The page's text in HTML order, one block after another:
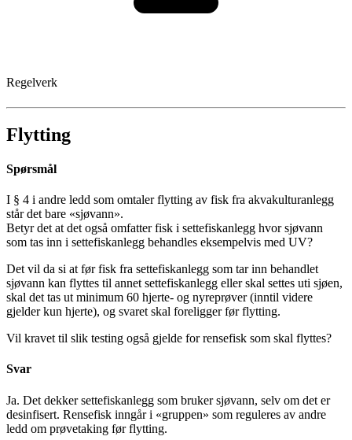
Regelverk
Flytting
Spørsmål
I § 4 i andre ledd som omtaler flytting av fisk fra akvakulturanlegg
står det bare «sjøvann».
Betyr det at det også omfatter fisk i settefiskanlegg hvor sjøvann
som tas inn i settefiskanlegg behandles eksempelvis med UV?
Det vil da si at før fisk fra settefiskanlegg som tar inn behandlet
sjøvann kan flyttes til annet settefiskanlegg eller skal settes uti sjøen,
skal det tas ut minimum 60 hjerte- og nyreprøver (inntil videre
gjelder kun hjerte), og svaret skal foreligger før flytting.
Vil kravet til slik testing også gjelde for rensefisk som skal flyttes?
Svar
Ja. Det dekker settefiskanlegg som bruker sjøvann, selv om det er
desinfisert. Rensefisk inngår i «gruppen» som reguleres av andre
ledd om prøvetaking før flytting.